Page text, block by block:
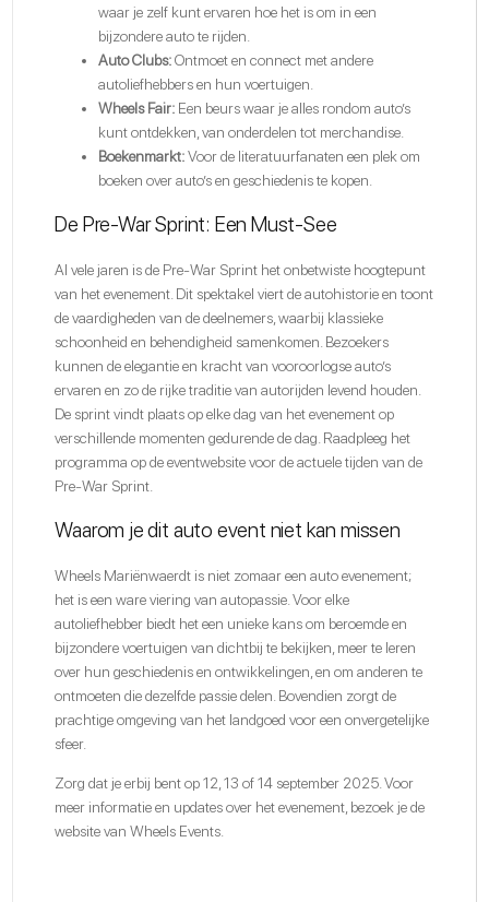
waar je zelf kunt ervaren hoe het is om in een
bijzondere auto te rijden.
Auto Clubs:Ontmoet en connect met andere
autoliefhebbers en hun voertuigen.
Wheels Fair: Een beurs waar je alles rondom auto’s
kunt ontdekken, van onderdelen tot merchandise.
Boekenmarkt:Voor de literatuurfanaten een plek om
boeken over auto’s en geschiedenis te kopen.
De Pre-War Sprint: Een Must-See
Al vele jaren is de Pre-War Sprint het onbetwiste hoogtepunt
van het evenement. Dit spektakel viert de autohistorie en toont
de vaardigheden van de deelnemers, waarbij klassieke
schoonheid en behendigheid samenkomen. Bezoekers
kunnen de elegantie en kracht van vooroorlogse auto’s
ervaren en zo de rijke traditie van autorijden levend houden.
De sprint vindt plaats op elke dag van het evenement op
verschillende momenten gedurende de dag. Raadpleeg het
programma op de eventwebsite voor de actuele tijden van de
Pre-War Sprint.
Waarom je dit auto event niet kan missen
Wheels Mariënwaerdt is niet zomaar een auto evenement;
het is een ware viering van autopassie. Voor elke
autoliefhebber biedt het een unieke kans om beroemde en
bijzondere voertuigen van dichtbij te bekijken, meer te leren
over hun geschiedenis en ontwikkelingen, en om anderen te
ontmoeten die dezelfde passie delen. Bovendien zorgt de
prachtige omgeving van het landgoed voor een onvergetelijke
sfeer.
Zorg dat je erbij bent op 12, 13 of 14 september 2025. Voor
meer informatie en updates over het evenement, bezoek je de
website vanWheels Events.